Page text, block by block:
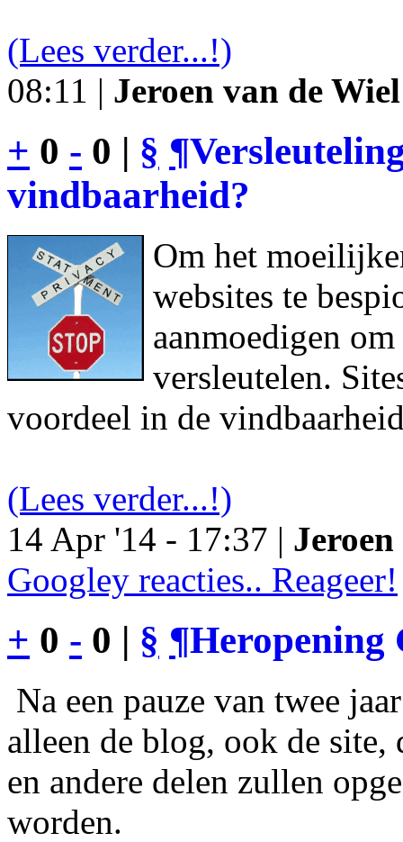
(Lees verder...!)
08:11 | Jeroen van de Wiel
+ 0 - 0 | § ¶
vindbaarheid?
Om het
websites te
aanmoedigen
versleutelen.
voordeel in de
(Lees verder...!)
14 Apr '14 - 17:37 |
Googley reacties.. Reageer!
+ 0 - 0 | § ¶Heropening
Na een pauze van twee
alleen de blog, ook de site,
en andere delen zullen
worden.